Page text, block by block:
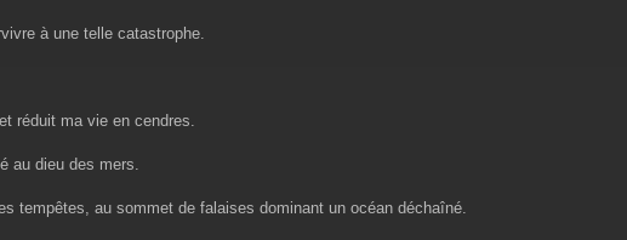
à une telle catastrophe.
réduit ma vie en cendres.
au dieu des mers.
tempêtes, au sommet de falaises dominant un océan déchaîné.